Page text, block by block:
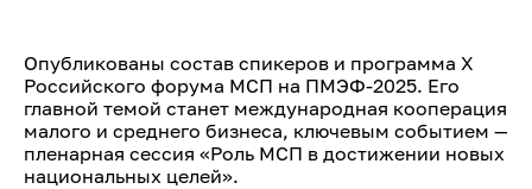
Опубликованы состав спикеров и программа Х
Российского форума МСП на ПМЭФ-2025. Его
главной темой станет международная кооперация
малого и среднего бизнеса, ключевым событием —
пленарная сессия «Роль МСП в достижении новых
национальных целей».